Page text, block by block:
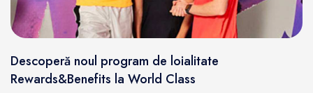
Descoperă noul program de loialitate
Rewards&Benefits la World Class